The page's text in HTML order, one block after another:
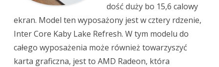
dość duży bo 15,6 calowy
ekran. Model ten wyposażony jest w cztery rdzenie,
Inter Core Kaby Lake Refresh. W tym modelu do
całego wyposażenia może również towarzyszyć
karta graficzna, jest to AMD Radeon, która